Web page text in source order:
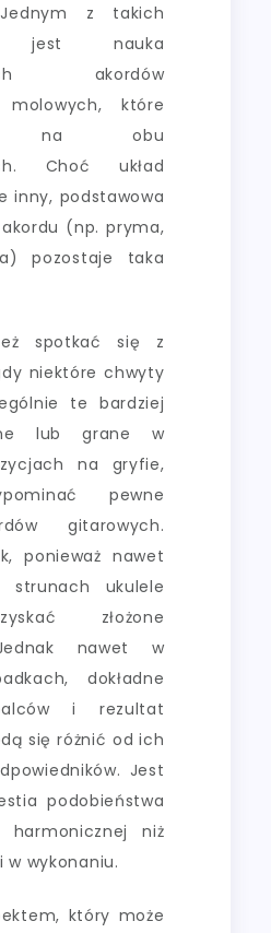
z takich
jest nauka
akordów
które
na obu
Choć układ
inny, podstawowa
(np. pryma,
pozostaje taka
spotkać się z
niektóre chwyty
te bardziej
lub grane w
na gryfie,
pewne
gitarowych.
ponieważ nawet
ukulele
złożone
nawet w
dokładne
i rezultat
się różnić od ich
Jest
podobieństwa
harmonicznej niż
wykonaniu.
który może